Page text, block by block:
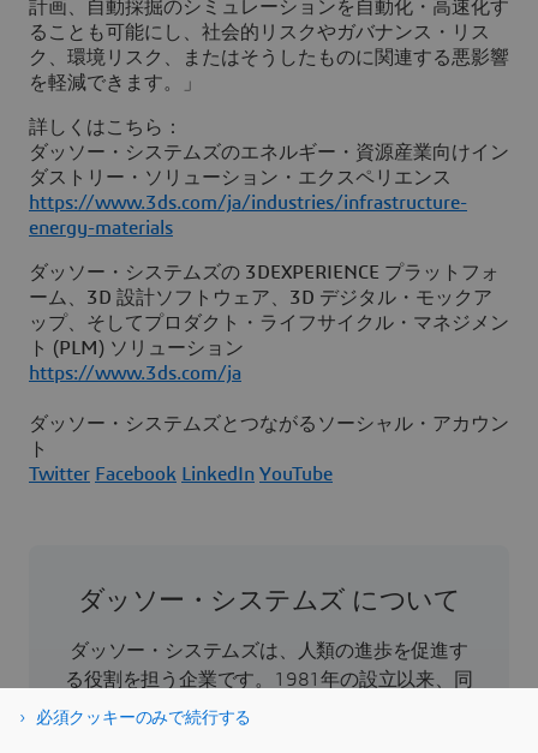
計画、自動採掘のシミュレーションを自動化・高速化す
ることも可能にし、社会的リスクやガバナンス・リス
ク、環境リスク、またはそうしたものに関連する悪影響
を軽減できます。」
詳しくはこちら：
ダッソー・システムズのエネルギー・資源産業向けイン
ダストリー・ソリューション・エクスペリエンス
https://www.3ds.com/ja/industries/infrastructure-
energy-materials
ダッソー・システムズの 3DEXPERIENCE プラットフォ
ーム、3D 設計ソフトウェア、3D デジタル・モックア
ップ、そしてプロダクト・ライフサイクル・マネジメン
ト (PLM) ソリューション
https://www.3ds.com/ja
ダッソー・システムズとつながるソーシャル・アカウン
ト
Twitter Facebook LinkedIn YouTube
ダッソー・システムズ について
ダッソー・システムズは、人類の進歩を促進す
る役割を担う企業です。1981年の設立以来、同
社はバーチャル世界を開拓し、消費者、患者、
必須クッキーのみで続行する